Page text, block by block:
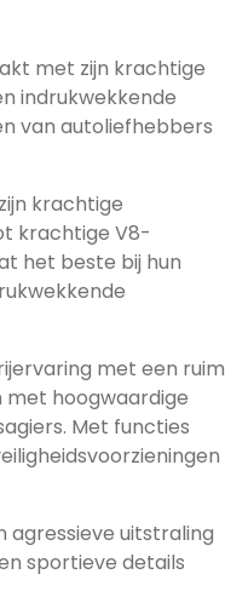
met zijn krachtige
indrukwekkende
van autoliefhebbers
krachtige
krachtige V8-
het beste bij hun
met een ruim
met hoogwaardige
Met functies
uitstraling
sportieve details